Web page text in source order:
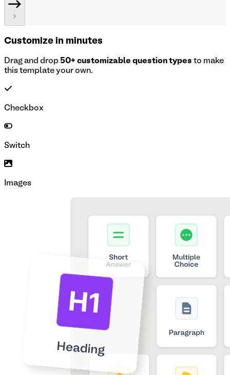
Customize in minutes
Drag and drop 50+ customizable question types to make
this template your own.
Checkbox
Switch
Images